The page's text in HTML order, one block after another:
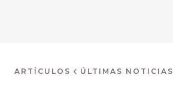
ARTÍCULOS ÚLTIMAS NOTICIAS